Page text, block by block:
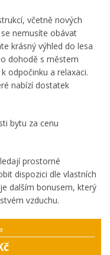
včetně nových
nemusíte obávat
krásný výhled do lesa
dohodě s městem
odpočinku a relaxaci.
nabízí dostatek
bytu za cenu
prostorné
dispozici dle vlastních
dalším bonusem, který
vzduchu.